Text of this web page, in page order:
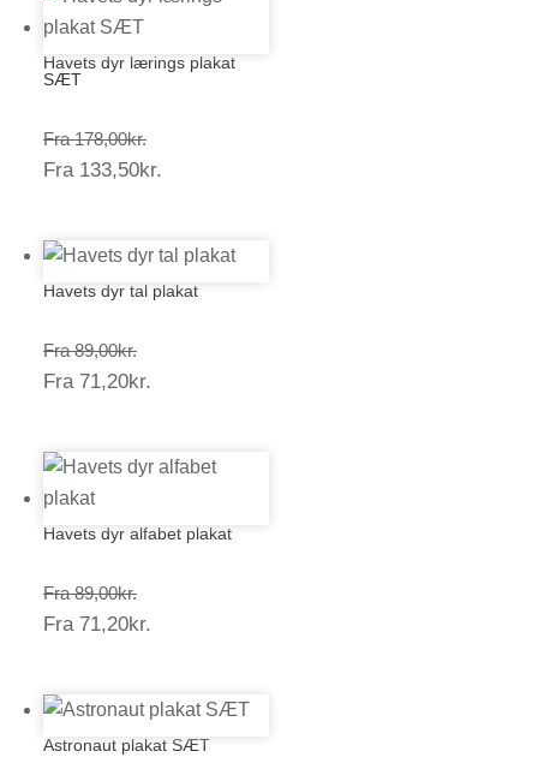
Havets dyr lærings plakat
SÆT
Fra 178,00kr.Prisinterval:
178,00kr.
Fra 133,50kr.
Havets dyr tal plakat
Fra 89,00kr.Prisinterval:
89,00kr.
Fra 71,20kr.
Havets dyr alfabet plakat
Fra 89,00kr.Prisinterval:
89,00kr.
Fra 71,20kr.
Astronaut plakat SÆT